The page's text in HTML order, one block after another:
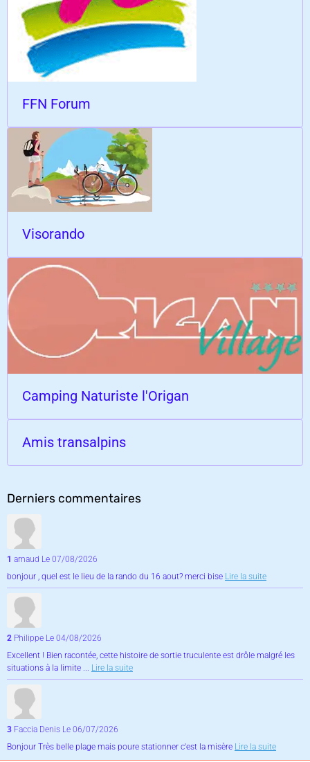
FFN Forum
Visorando
Camping Naturiste l'Origan
Amis transalpins
Derniers commentaires
1 arnaud Le 07/08/2026
bonjour , quel est le lieu de la rando du 16 aout? merci bise Lire la suite
2 Philippe Le 04/08/2026
Excellent ! Bien racontée, cette histoire de sortie truculente est drôle malgré les
situations à la limite ... Lire la suite
3 Faccia Denis Le 06/07/2026
Bonjour Très belle plage mais poure stationner c'est la misère Lire la suite